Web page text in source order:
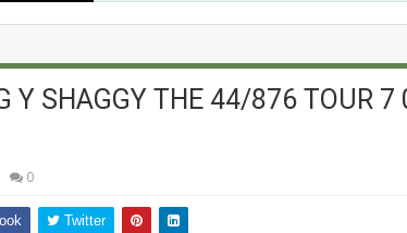
Y SHAGGY THE 44/876 TOUR
0
Twitter